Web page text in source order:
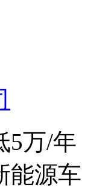
5万/年
能源车